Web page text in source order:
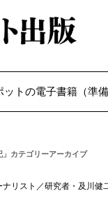
ットの電子書籍（準備
」カテゴリーアーカイブ
リスト／研究者・及川健